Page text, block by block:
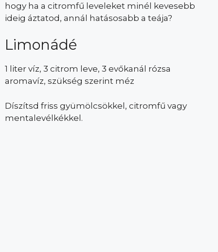
hogy ha a citromfű leveleket minél kevesebb
ideig áztatod, annál hatásosabb a teája?
Limonádé
1 liter víz, 3 citrom leve, 3 evőkanál rózsa
aromavíz, szükség szerint méz
Díszítsd friss gyümölcsökkel, citromfű vagy
mentalevélkékkel.